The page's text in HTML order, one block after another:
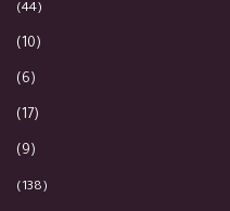
(44)
(10)
(6)
(17)
(9)
(138)